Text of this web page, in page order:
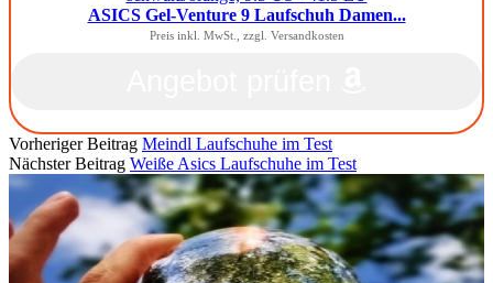
ASICS Gel-Venture 9 Laufschuh Damen...
Preis inkl. MwSt., zzgl. Versandkosten
Vorheriger Beitrag Meindl Laufschuhe im Test
Nächster Beitrag Weiße Asics Laufschuhe im Test